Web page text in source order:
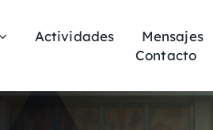
Actividades Mensajes
Contacto